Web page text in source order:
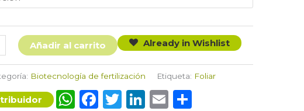
Añadir al carrito Already in Wishlist
Biotecnología de fertilización Etiqueta: Foliar
WhatsApp
Facebook
Twitter
LinkedIn
EmailCompartir